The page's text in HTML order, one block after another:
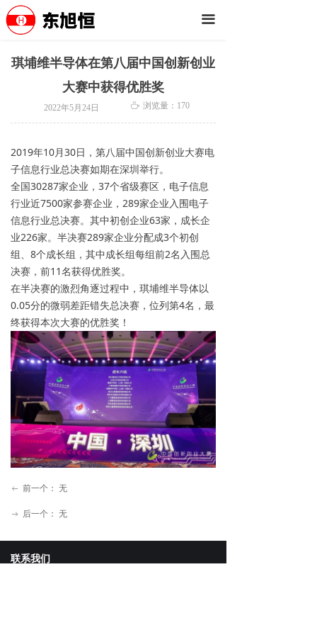
끀
ꁹ 后一个： 无
ꂃ 前一个： 无
ꄘ 浏览量： 170
2022年5月24日
琪埔维半导体在第八届中国创新创业
大赛中获得优胜奖
2019年10月30日，第八届中国创新创业大赛电
子信息行业总决赛如期在深圳举行。
全国30287家企业，37个省级赛区，电子信息
行业近7500家参赛企业，289家企业入围电子
信息行业总决赛。其中初创企业63家，成长企
业226家。半决赛289家企业分配成3个初创
组、8个成长组，其中成长组每组前2名入围总
决赛，前11名获得优胜奖。
在半决赛的激烈角逐过程中，琪埔维半导体以
0.05分的微弱差距错失总决赛，位列第4名，最
终获得本次大赛的优胜奖！
联系我们